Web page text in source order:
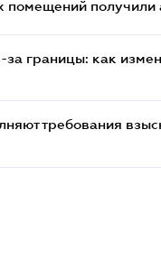
получили
границы: как
требования